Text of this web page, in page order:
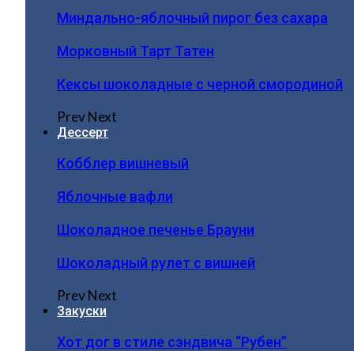
Миндально-яблочный пирог без сахара
Морковный Тарт Татен
Кексы шоколадные с черной смородиной
PrevNext
Дессерт
Кобблер вишневый
Яблочные вафли
Шоколадное печенье Брауни
Шоколадный рулет с вишней
PrevNext
Закуски
Хот дог в стиле сэндвича “Рубен”